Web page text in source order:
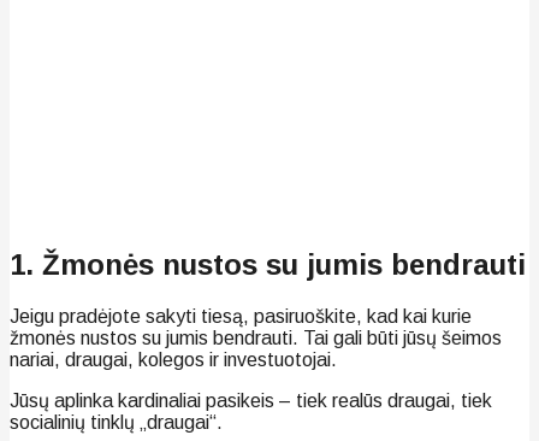
1. Žmonės nustos su jumis bendrauti
Jeigu pradėjote sakyti tiesą, pasiruoškite, kad kai kurie
žmonės nustos su jumis bendrauti. Tai gali būti jūsų šeimos
nariai, draugai, kolegos ir investuotojai.
Jūsų aplinka kardinaliai pasikeis – tiek realūs draugai, tiek
socialinių tinklų „draugai“.